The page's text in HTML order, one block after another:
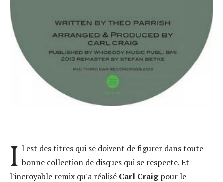
I l est des titres qui se doivent de figurer dans toute
bonne collection de disques qui se respecte. Et
l'incroyable remix qu'a réalisé Carl Craigpour le